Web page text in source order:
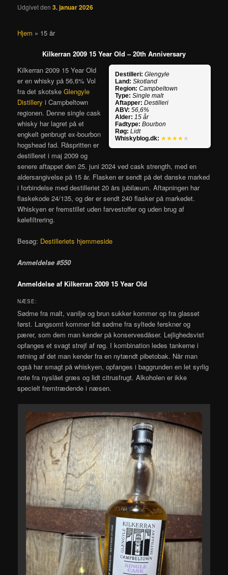
Udgivet den3. januar 2026
Hjem » 15 år
Kilkerran 2009 15 Year Old – 20th Anniversary
Destilleri: Glengyle
Land: Skotland
Region: Campbeltown
Type: Single malt
Aftapper: Destilleri
ABV: 56,6%
Alder: 15 år
Fadtype: Bourbon
Røg: Lidt
Whiskyblog.dk: ★★★★ ★
Kilkerran 2009 15 Year Old
er en whisky på 56,6% Vol
fra det skotskeGlengyle
Distillery i Campbeltown
regionen. Denne single cask
whisky har lagret på et
engkelt genbrugt ex-bourbon
hogshead fad. Råspritten er
destilleret i maj 2009 og
senere aftappet den 25. juni 2024 ved cask strength, med en
aldersangivelse på 15 år. Flasken er sendt på det danske marked
i forbindelse med destilleriet 20 års jubilæum. Aftapningen har
flaskekode 24/135, og der er sendt 240 flasker på markedet.
Whiskyen er fremstillet uden farvestoffer og uden brug af
kølefiltrering.
Besøg: Destilleriets hjemmeside
Anmeldelse #550
Anmeldelse af Kilkerran 2009 15 Year Old
NÆSE:
Sødme fra malt, vanilje og brun sukker kommer op fra glasset
først. Langsomt kommer lidt sødme fra syltede ferskner og
pærer, som dem man kender på konservesdåser. Lejlighedsvist
opfanges et svagt strejf af røg. I kombination ledes tankerne i
retning af det man kender fra en nytændt pibetobak. Når man
også har smagt på whiskyen, opfanges i baggrunden en let syrlig
note fra nyslået græs og lidt citrusfrugt. Alkoholen er ikke
specielt fremtrædende i næsen.